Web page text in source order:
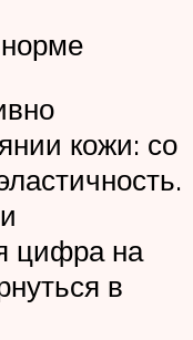
кожи: со
цифра на
в